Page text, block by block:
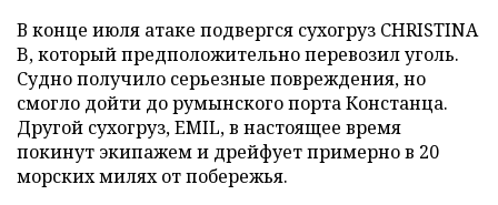
В конце июля атаке подвергся сухогруз CHRISTINA
B, который предположительно перевозил уголь.
Судно получило серьезные повреждения, но
смогло дойти до румынского порта Констанца.
Другой сухогруз, EMIL, в настоящее время
покинут экипажем и дрейфует примерно в 20
морских милях от побережья.